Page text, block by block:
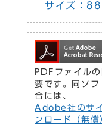
サイズ：
PDFファイル
要です。同ソ
合には、
Adobe社のサ
ンロード（無償